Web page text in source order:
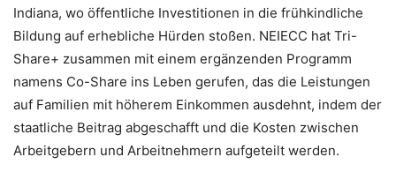
Indiana, wo öffentliche Investitionen in die frühkindliche
Bildung auf erhebliche Hürden stoßen. NEIECC hat Tri-
Share+ zusammen mit einem ergänzenden Programm
namens Co-Share ins Leben gerufen, das die Leistungen
auf Familien mit höherem Einkommen ausdehnt, indem der
staatliche Beitrag abgeschafft und die Kosten zwischen
Arbeitgebern und Arbeitnehmern aufgeteilt werden.